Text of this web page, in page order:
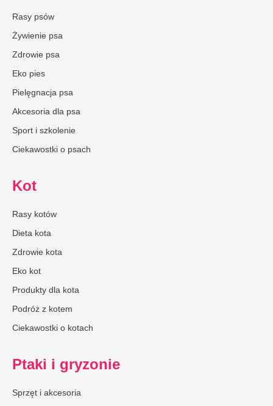
Rasy psów
Żywienie psa
Zdrowie psa
Eko pies
Pielęgnacja psa
Akcesoria dla psa
Sport i szkolenie
Ciekawostki o psach
Kot
Rasy kotów
Dieta kota
Zdrowie kota
Eko kot
Produkty dla kota
Podróż z kotem
Ciekawostki o kotach
Ptaki i gryzonie
Sprzęt i akcesoria